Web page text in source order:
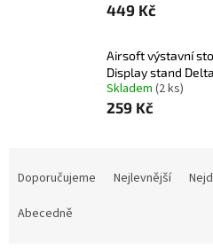
449 Kč
Airsoft výstavní
Display stand
Skladem (2 ks)
259 Kč
Doporučujeme Nejlevnější
Abecedně